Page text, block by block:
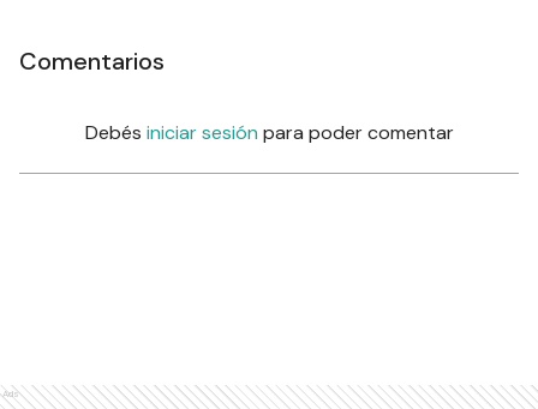
Comentarios
Debés iniciar sesión para poder comentar
Ads